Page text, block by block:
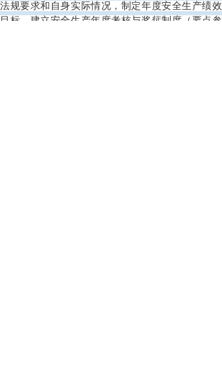
法规要求和自身实际情况，制定年度安全生产绩效
目标，建立安全生产年度考核与奖惩制度（要点参